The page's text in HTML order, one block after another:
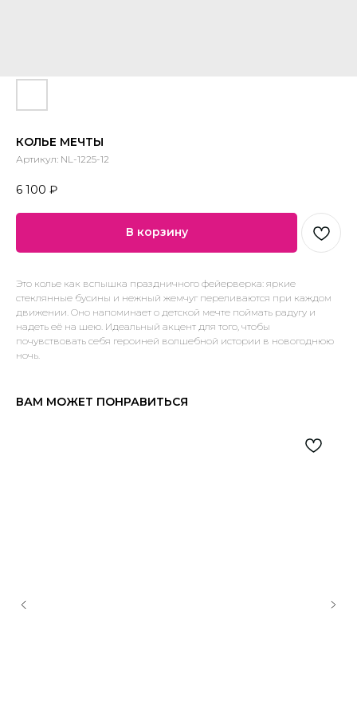
КОЛЬЕ МЕЧТЫ
Артикул: NL-1225-12
6 100 ₽
В корзину
Это колье как вспышка праздничного фейерверка: яркие
стеклянные бусины и нежный жемчуг переливаются при каждом
движении. Оно напоминает о детской мечте поймать радугу и
надеть её на шею. Идеальный акцент для того, чтобы
почувствовать себя героиней волшебной истории в новогоднюю
ночь.
ВАМ МОЖЕТ ПОНРАВИТЬСЯ